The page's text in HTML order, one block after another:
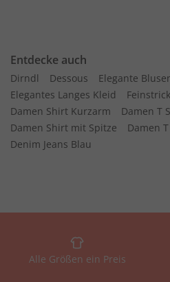
Entdecke auch
Dirndl Dessous
Elegante
Elegantes Langes Kleid
Damen Shirt Kurzarm
Damen T
Damen Shirt mit Spitze
Damen
Denim Jeans Blau
Alle Größen ein Preis